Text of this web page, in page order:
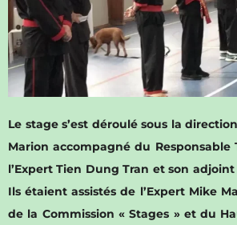
Le stage s’est déroulé sous la
Marion accompagné du Responsable
l’Expert Tien Dung Tran et son
Ils étaient assistés de l’Expert Mike
de la Commission « Stages » et du